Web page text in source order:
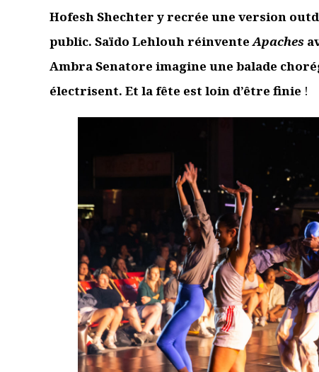
Enregistrer mon nom, mon e-mail et mon site dans le